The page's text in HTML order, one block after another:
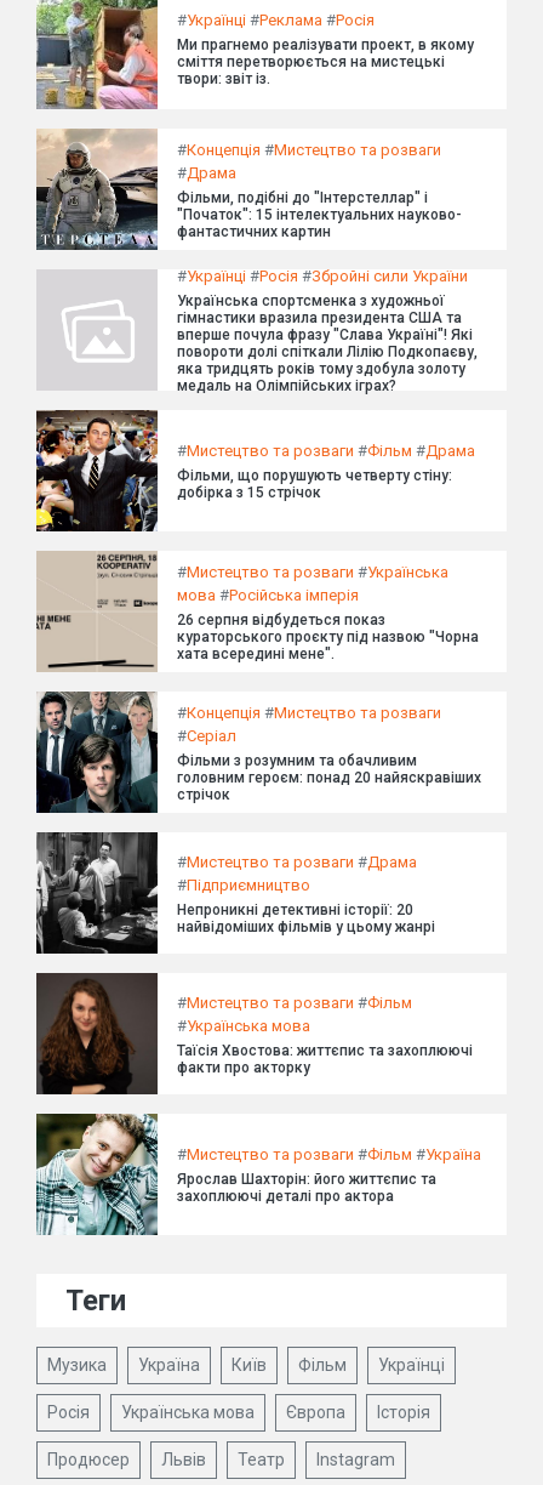
#Українці #Реклама #Росія
Ми прагнемо реалізувати проект, в якому
сміття перетворюється на мистецькі
твори: звіт із.
#Концепція #Мистецтво та розваги
#Драма
Фільми, подібні до "Інтерстеллар" і
"Початок": 15 інтелектуальних науково-
фантастичних картин
#Українці #Росія #Збройні сили України
Українська спортсменка з художньої
гімнастики вразила президента США та
вперше почула фразу "Слава Україні"! Які
повороти долі спіткали Лілію Подкопаєву,
яка тридцять років тому здобула золоту
медаль на Олімпійських іграх?
#Мистецтво та розваги #Фільм #Драма
Фільми, що порушують четверту стіну:
добірка з 15 стрічок
#Мистецтво та розваги #Українська
мова #Російська імперія
26 серпня відбудеться показ
кураторського проєкту під назвою "Чорна
хата всередині мене".
#Концепція #Мистецтво та розваги
#Серіал
Фільми з розумним та обачливим
головним героєм: понад 20 найяскравіших
стрічок
#Мистецтво та розваги #Драма
#Підприємництво
Непроникні детективні історії: 20
найвідоміших фільмів у цьому жанрі
#Мистецтво та розваги #Фільм
#Українська мова
Таїсія Хвостова: життєпис та захоплюючі
факти про акторку
#Мистецтво та розваги #Фільм #Україна
Ярослав Шахторін: його життєпис та
захоплюючі деталі про актора
Теги
Музика Україна Київ Фільм Українці
Росія Українська мова Європа Історія
Продюсер Львів Театр Instagram